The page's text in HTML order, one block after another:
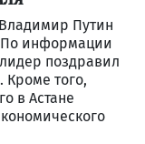
Путин
информации
поздравил
Кроме того,
в Астане